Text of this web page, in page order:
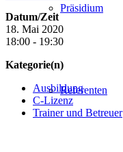
Präsidium
Referenten
Datum/Zeit
18. Mai 2020
18:00 - 19:30
Kategorie(n)
Ausbildung
C-Lizenz
Trainer und Betreuer